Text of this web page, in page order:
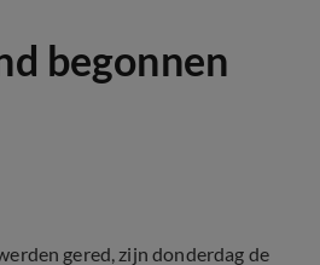
begonnen
gered, zijn donderdag de